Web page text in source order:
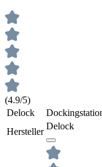
(4.9/5)
Delock
Hersteller
Delock